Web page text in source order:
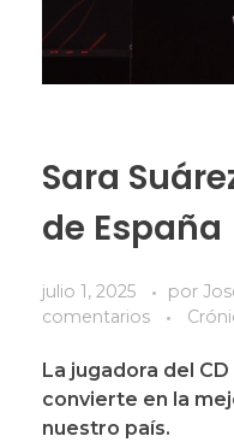
Sara
de España
julio 1, 2025 por
comentarios
La jugadora del
convierte en la
nuestro país.